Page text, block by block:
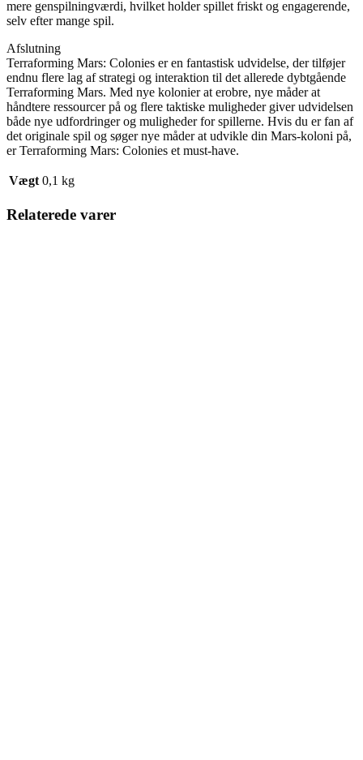
mere genspilningværdi, hvilket holder spillet friskt og engagerende,
selv efter mange spil.
Afslutning
Terraforming Mars: Colonies er en fantastisk udvidelse, der tilføjer
endnu flere lag af strategi og interaktion til det allerede dybtgående
Terraforming Mars. Med nye kolonier at erobre, nye måder at
håndtere ressourcer på og flere taktiske muligheder giver udvidelsen
både nye udfordringer og muligheder for spillerne. Hvis du er fan af
det originale spil og søger nye måder at udvikle din Mars-koloni på,
er Terraforming Mars: Colonies et must-have.
Vægt 0,1 kg
Relaterede varer